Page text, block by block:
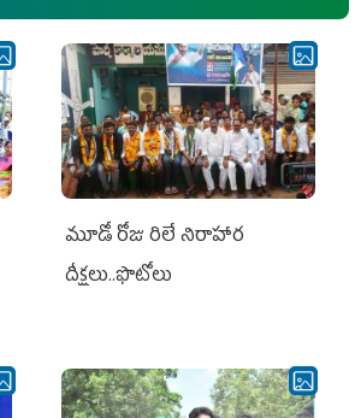
మూడో రోజు రిలే నిరాహార
దీక్షలు..ఫొటోలు